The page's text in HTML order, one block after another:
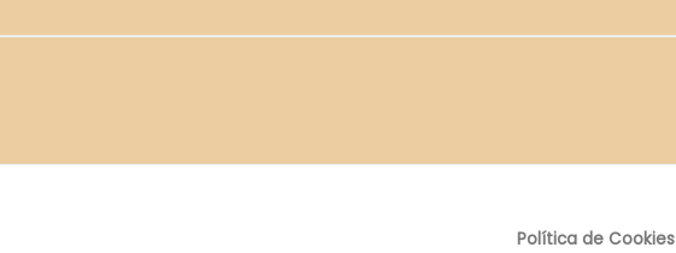
Política de Cookies